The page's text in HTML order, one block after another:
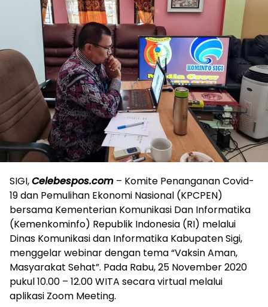
SIGI,Celebespos.com – Komite Penanganan Covid-
19 dan Pemulihan Ekonomi Nasional (KPCPEN)
bersama Kementerian Komunikasi Dan Informatika
(Kemenkominfo) Republik Indonesia (RI) melalui
Dinas Komunikasi dan Informatika Kabupaten Sigi,
menggelar webinar dengan tema “Vaksin Aman,
Masyarakat Sehat”. Pada Rabu, 25 November 2020
pukul 10.00 – 12.00 WITA secara virtual melalui
aplikasi Zoom Meeting.